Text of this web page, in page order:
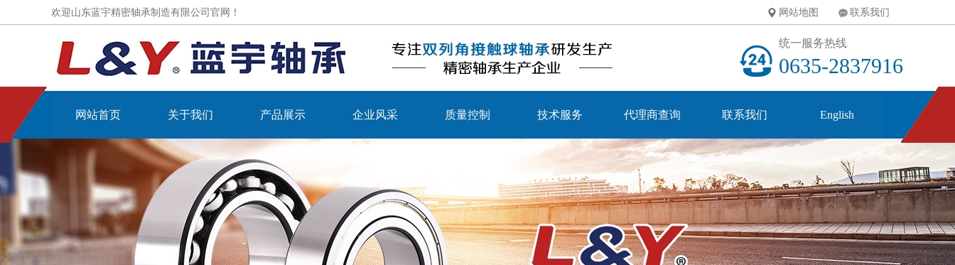
欢迎山东蓝宇精密轴承制造有限公司官网！ 网站地图 联系我们
统一服务热线
0635-2837916
网站首页 关于我们 产品展示 企业风采 质量控制 技术服务 代理商查询 联系我们 English